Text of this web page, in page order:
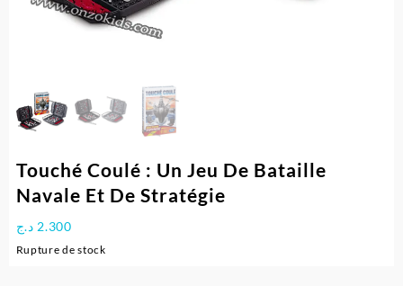
Touché Coulé : Un Jeu De Bataille
Navale Et De Stratégie
2.300 د.ج
Rupture de stock